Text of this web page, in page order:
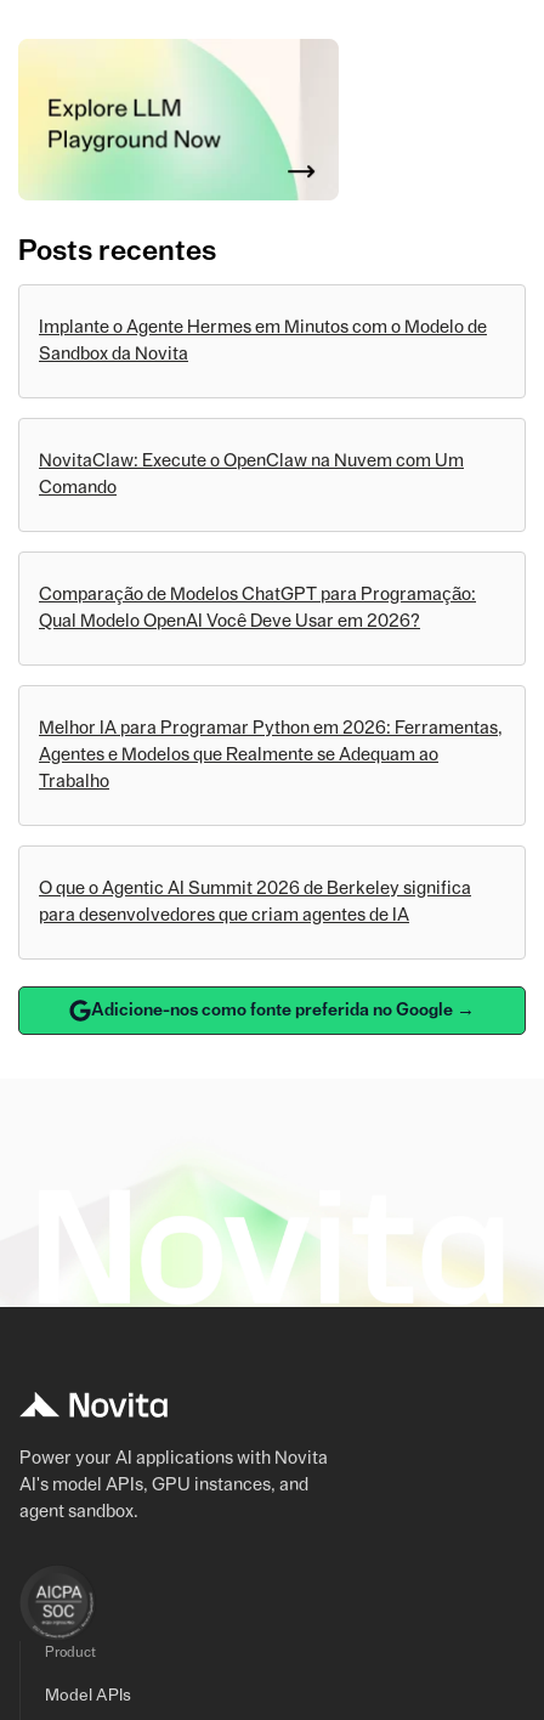
Posts recentes
Implante o Agente Hermes em Minutos com o Modelo de
Sandbox da Novita
NovitaClaw: Execute o OpenClaw na Nuvem com Um
Comando
Comparação de Modelos ChatGPT para Programação:
Qual Modelo OpenAI Você Deve Usar em 2026?
Melhor IA para Programar Python em 2026: Ferramentas,
Agentes e Modelos que Realmente se Adequam ao
Trabalho
O que o Agentic AI Summit 2026 de Berkeley significa
para desenvolvedores que criam agentes de IA
Adicione-nos como fonte preferida no Google →
Power your AI applications with Novita
AI's model APIs, GPU instances, and
agent sandbox.
Product
Model APIs